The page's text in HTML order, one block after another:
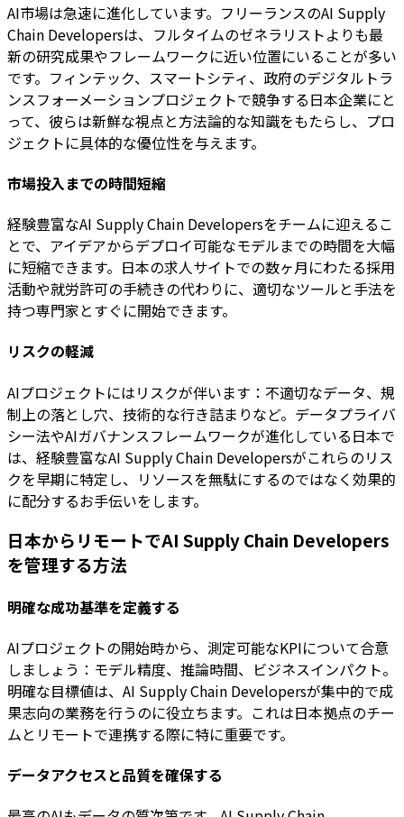
AI市場は急速に進化しています。フリーランスのAI Supply
Chain Developersは、フルタイムのゼネラリストよりも最
新の研究成果やフレームワークに近い位置にいることが多い
です。フィンテック、スマートシティ、政府のデジタルトラ
ンスフォーメーションプロジェクトで競争する日本企業にと
って、彼らは新鮮な視点と方法論的な知識をもたらし、プロ
ジェクトに具体的な優位性を与えます。
市場投入までの時間短縮
経験豊富なAI Supply Chain Developersをチームに迎えるこ
とで、アイデアからデプロイ可能なモデルまでの時間を大幅
に短縮できます。日本の求人サイトでの数ヶ月にわたる採用
活動や就労許可の手続きの代わりに、適切なツールと手法を
持つ専門家とすぐに開始できます。
リスクの軽減
AIプロジェクトにはリスクが伴います：不適切なデータ、規
制上の落とし穴、技術的な行き詰まりなど。データプライバ
シー法やAIガバナンスフレームワークが進化している日本で
は、経験豊富なAI Supply Chain Developersがこれらのリス
クを早期に特定し、リソースを無駄にするのではなく効果的
に配分するお手伝いをします。
日本からリモートでAI Supply Chain Developers
を管理する方法
明確な成功基準を定義する
AIプロジェクトの開始時から、測定可能なKPIについて合意
しましょう：モデル精度、推論時間、ビジネスインパクト。
明確な目標値は、AI Supply Chain Developersが集中的で成
果志向の業務を行うのに役立ちます。これは日本拠点のチー
ムとリモートで連携する際に特に重要です。
データアクセスと品質を確保する